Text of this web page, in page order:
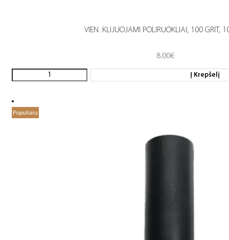
VIEN. KLIJUOJAMI POLIRUOKLIAI, 100 GRIT,
8.00€
Į Krepšelį
Populiaru